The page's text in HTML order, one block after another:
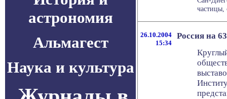
астрономия
Альмагест
Наука и культура
частицы,
26.10.2004
15:34
Россия на